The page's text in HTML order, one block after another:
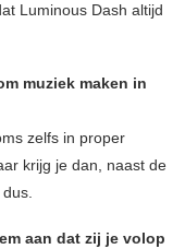
Luminous Dash altijd
muziek maken in
zelfs in proper
krijg je dan, naast de
aan dat zij je volop